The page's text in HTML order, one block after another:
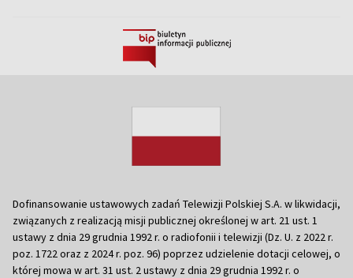
Dofinansowanie ustawowych zadań Telewizji Polskiej S.A. w likwidacji,
związanych z realizacją misji publicznej określonej w art. 21 ust. 1
ustawy z dnia 29 grudnia 1992 r. o radiofonii i telewizji (Dz. U. z 2022 r.
poz. 1722 oraz z 2024 r. poz. 96) poprzez udzielenie dotacji celowej, o
której mowa w art. 31 ust. 2 ustawy z dnia 29 grudnia 1992 r. o